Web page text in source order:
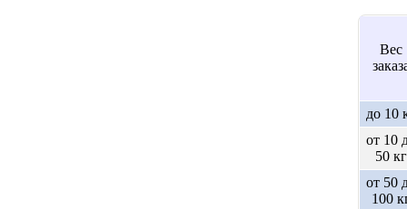
Вес
до 10
от 10
50 кг
от 50
100